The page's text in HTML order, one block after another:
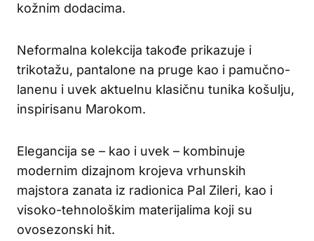
kožnim dodacima.
Neformalna kolekcija takođe prikazuje i
trikotažu, pantalone na pruge kao i pamučno-
lanenu i uvek aktuelnu klasičnu tunika košulju,
inspirisanu Marokom.
Elegancija se – kao i uvek – kombinuje
modernim dizajnom krojeva vrhunskih
majstora zanata iz radionica Pal Zileri, kao i
visoko-tehnološkim materijalima koji su
ovosezonski hit.